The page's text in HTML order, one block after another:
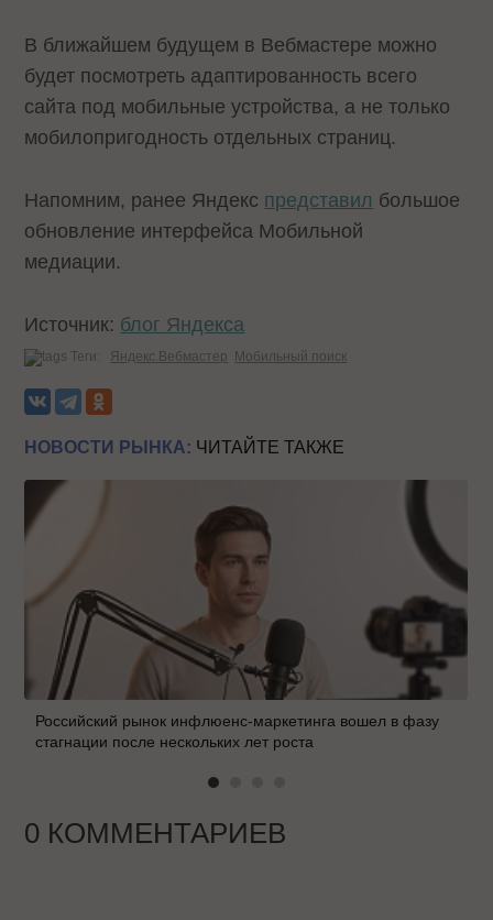
В ближайшем будущем в Вебмастере можно
будет посмотреть адаптированность всего
сайта под мобильные устройства, а не только
мобилопригодность отдельных страниц.
Напомним, ранее Яндекс представил большое
обновление интерфейса Мобильной
медиации.
Источник: блог Яндекса
Теги: Яндекс.Вебмастер Мобильный поиск
НОВОСТИ РЫНКА: ЧИТАЙТЕ ТАКЖЕ
Российский рынок инфлюенс-маркетинга вошел в фазу
стагнации после нескольких лет роста
0 КОММЕНТАРИЕВ